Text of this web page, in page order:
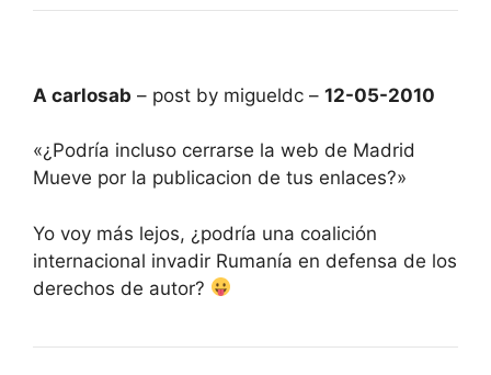
A carlosab – post by migueldc – 12-05-2010
«¿Podría incluso cerrarse la web de Madrid
Mueve por la publicacion de tus enlaces?»
Yo voy más lejos, ¿podría una coalición
internacional invadir Rumanía en defensa de los
derechos de autor?